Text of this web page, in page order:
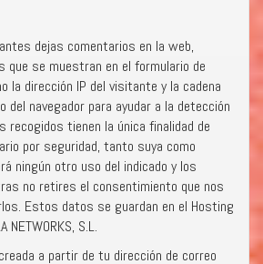
dejas comentarios en la web,
que se muestran en el formulario de
la dirección IP del visitante y la cadena
del navegador para ayudar a la detección
recogidos tienen la única finalidad de
por seguridad, tanto suya como
ningún otro uso del indicado y los
no retires el consentimiento que nos
Estos datos se guardan en el Hosting
NETWORKS, S.L.
a partir de tu dirección de correo